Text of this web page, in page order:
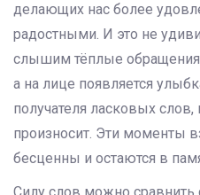
делающих нас более
радостными. И это не
слышим тёплые
а на лице появляется
получателя ласковых слов,
произносит. Эти моменты
бесценны и остаются в